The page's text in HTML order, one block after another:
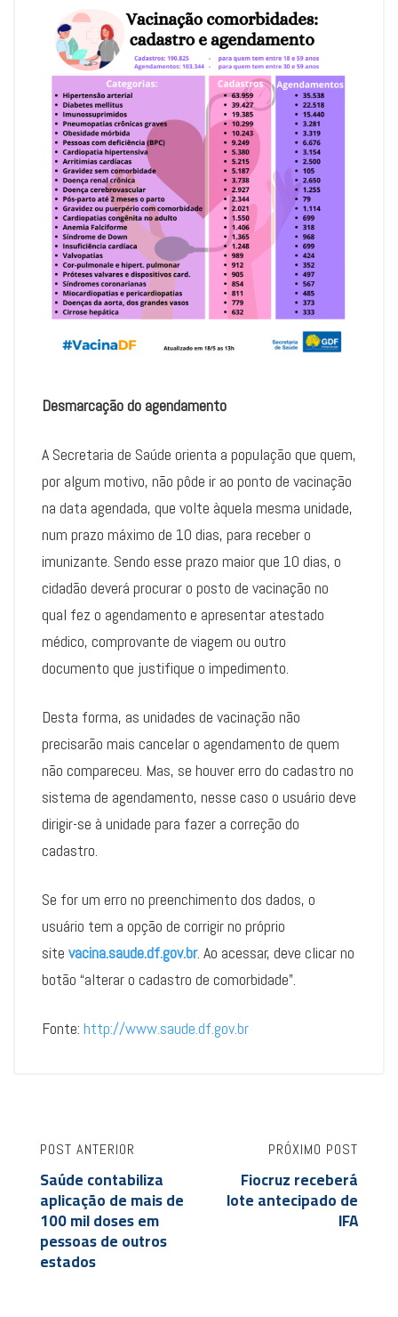
Desmarcação do agendamento
A Secretaria de Saúde orienta a população que quem,
por algum motivo, não pôde ir ao ponto de vacinação
na data agendada, que volte àquela mesma unidade,
num prazo máximo de 10 dias, para receber o
imunizante. Sendo esse prazo maior que 10 dias, o
cidadão deverá procurar o posto de vacinação no
qual fez o agendamento e apresentar atestado
médico, comprovante de viagem ou outro
documento que justifique o impedimento.
Desta forma, as unidades de vacinação não
precisarão mais cancelar o agendamento de quem
não compareceu. Mas, se houver erro do cadastro no
sistema de agendamento, nesse caso o usuário deve
dirigir-se à unidade para fazer a correção do
cadastro.
Se for um erro no preenchimento dos dados, o
usuário tem a opção de corrigir no próprio
site vacina.saude.df.gov.br. Ao acessar, deve clicar no
botão “alterar o cadastro de comorbidade”.
Fonte: http://www.saude.df.gov.br
POST ANTERIOR
Saúde contabiliza
aplicação de mais de
100 mil doses em
pessoas de outros
estados
PRÓXIMO POST
Fiocruz receberá
lote antecipado de
IFA